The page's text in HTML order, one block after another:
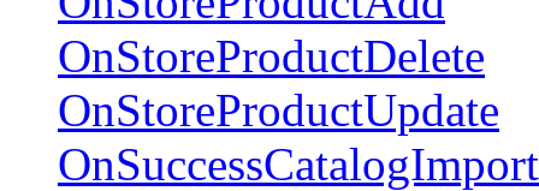
OnStoreProductDelete
OnStoreProductUpdate